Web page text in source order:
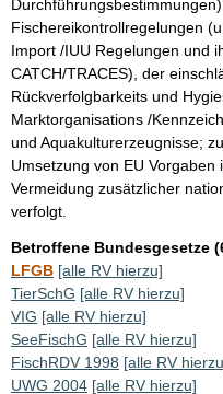
Fischereikontrollregelungen
Import /IUU Regelungen und
CATCH/TRACES), der
Rückverfolgbarkeits und
Marktorganisations /
und Aquakulturerzeugnisse;
Umsetzung von EU
Vermeidung zusätzlicher
verfolgt.
Betroffene Bundesgesetze
LFGB [alle RV hierzu]
TierSchG [alle RV hierzu]
VIG [alle RV hierzu]
SeeFischG [alle RV hierzu]
FischRDV 1998 [alle RV
UWG 2004 [alle RV hierzu]